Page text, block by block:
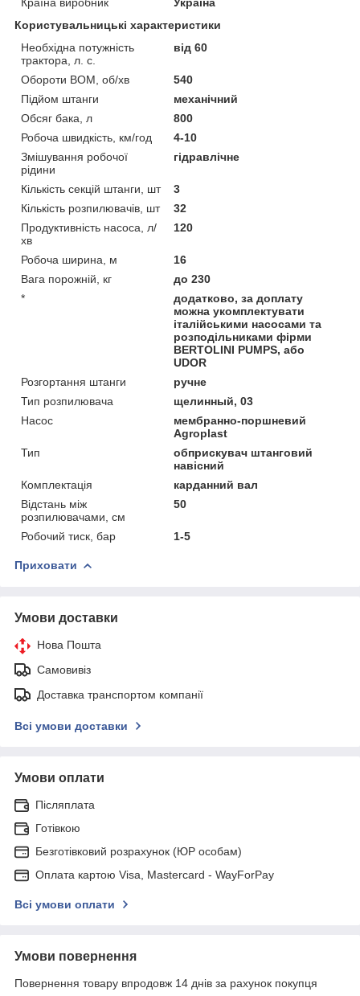
Користувальницькі характеристики
Необхідна потужність
трактора, л. с.
від 60
Обороти ВОМ, об/хв
540
Підйом штанги
механічний
Обсяг бака, л
800
Робоча швидкість, км/год
4-10
Змішування робочої
рідини
гідравлічне
Кількість секцій штанги, шт
3
Кількість розпилювачів, шт
32
Продуктивність насоса, л/
хв
120
Робоча ширина, м
16
Вага порожній, кг
до 230
*
додатково, за доплату
можна укомплектувати
італійськими насосами та
розподільниками фірми
BERTOLINI PUMPS, або
UDOR
Розгортання штанги
ручне
Тип розпилювача
щелинный, 03
Насос
мембранно-поршневий
Agroplast
Тип
обприскувач штанговий
навісний
Комплектація
карданний вал
Відстань між
розпилювачами, см
50
Робочий тиск, бар 1-5
Приховати
Умови доставки
Нова Пошта
Самовивіз
Доставка транспортом компанії
Всі умови доставки
Умови оплати
Післяплата
Готівкою
Безготівковий розрахунок (ЮР особам)
Оплата картою Visa, Mastercard - WayForPay
Всі умови оплати
Умови повернення
Повернення товару впродовж 14 днів за рахунок покупця